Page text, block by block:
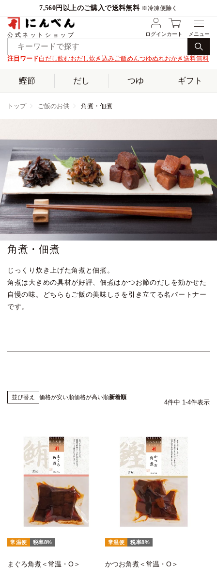
7,560円以上のご購入で送料無料 ※冷凍便除く
公式ネットショップ ログインカート
注目ワード白だし飲むおだし炊き込みご飯めんつゆぬれおかき 送料無料
鰹節 だし つゆ ギフト
トップ ご飯のお供 角煮・佃煮
角煮・佃煮
じっくり炊き上げた角煮と佃煮。
角煮は大きめの具材が好評、佃煮はかつお節のだしを効かせた
自慢の味。どちらもご飯の美味しさを引き立てる名パートナー
です。
並び替え 価格が安い順価格が高い順新着順
4件中 1-4件表示
常温便 税率8%
まぐろ角煮＜常温・O＞
常温便 税率8%
かつお角煮＜常温・O＞